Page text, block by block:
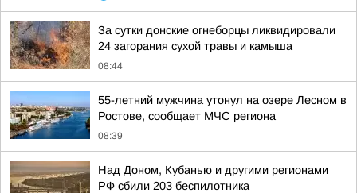
За сутки донские огнеборцы ликвидировали
24 загорания сухой травы и камыша
08:44
55-летний мужчина утонул на озере Лесном в
Ростове, сообщает МЧС региона
08:39
Над Доном, Кубанью и другими регионами
РФ сбили 203 беспилотника